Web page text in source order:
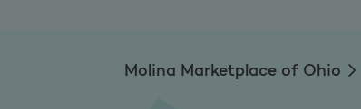
Molina Marketplace of Ohio